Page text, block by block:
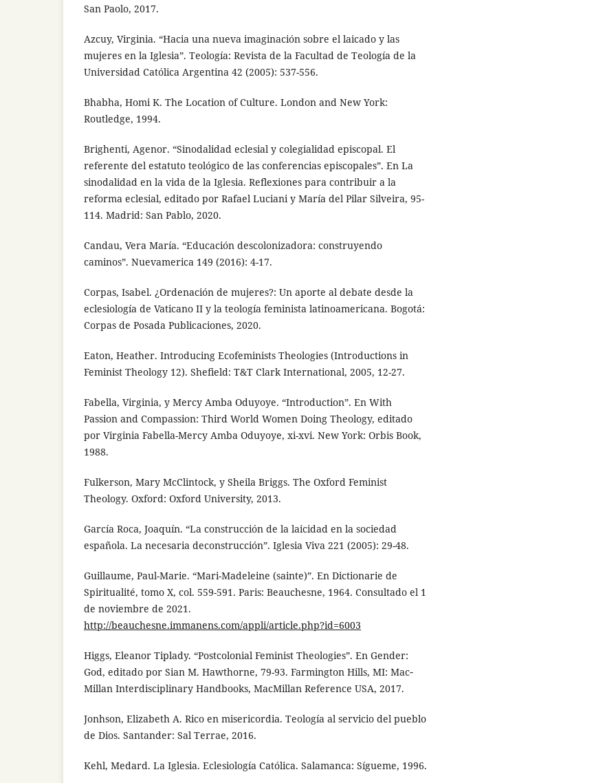
San Paolo, 2017.
Azcuy, Virginia. “Hacia una nueva imaginación sobre el laicado y las
mujeres en la Iglesia”. Teología: Revista de la Facultad de Teología de la
Universidad Católica Argentina 42 (2005): 537-556.
Bhabha, Homi K. The Location of Culture. London and New York:
Routledge, 1994.
Brighenti, Agenor. “Sinodalidad eclesial y colegialidad episcopal. El
referente del estatuto teológico de las conferencias episcopales”. En La
sinodalidad en la vida de la Iglesia. Reflexiones para contribuir a la
reforma eclesial, editado por Rafael Luciani y María del Pilar Silveira, 95-
114. Madrid: San Pablo, 2020.
Candau, Vera María. “Educación descolonizadora: construyendo
caminos”. Nuevamerica 149 (2016): 4-17.
Corpas, Isabel. ¿Ordenación de mujeres?: Un aporte al debate desde la
eclesiología de Vaticano II y la teología feminista latinoamericana. Bogotá:
Corpas de Posada Publicaciones, 2020.
Eaton, Heather. Introducing Ecofeminists Theologies (Introductions in
Feminist Theology 12). Shefield: T&T Clark International, 2005, 12-27.
Fabella, Virginia, y Mercy Amba Oduyoye. “Introduction”. En With
Passion and Compassion: Third World Women Doing Theology, editado
por Virginia Fabella-Mercy Amba Oduyoye, xi-xvi. New York: Orbis Book,
1988.
Fulkerson, Mary McClintock, y Sheila Briggs. The Oxford Feminist
Theology. Oxford: Oxford University, 2013.
García Roca, Joaquín. “La construcción de la laicidad en la sociedad
española. La necesaria deconstrucción”. Iglesia Viva 221 (2005): 29-48.
Guillaume, Paul-Marie. “Mari-Madeleine (sainte)”. En Dictionarie de
Spiritualité, tomo X, col. 559-591. Paris: Beauchesne, 1964. Consultado el 1
de noviembre de 2021.
http://beauchesne.immanens.com/appli/article.php?id=6003
Higgs, Eleanor Tiplady. “Postcolonial Feminist Theologies”. En Gender:
God, editado por Sian M. Hawthorne, 79-93. Farmington Hills, MI: Mac‑
Millan Interdisciplinary Handbooks, MacMillan Reference USA, 2017.
Jonhson, Elizabeth A. Rico en misericordia. Teología al servicio del pueblo
de Dios. Santander: Sal Terrae, 2016.
Kehl, Medard. La Iglesia. Eclesiología Católica. Salamanca: Sígueme, 1996.